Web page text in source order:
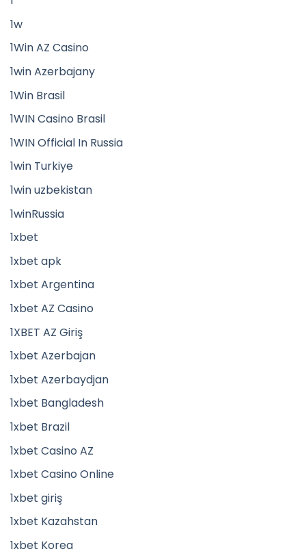
1w
1Win AZ Casino
1win Azerbajany
1Win Brasil
1WIN Casino Brasil
1WIN Official In Russia
1win Turkiye
1win uzbekistan
1winRussia
1xbet
1xbet apk
1xbet Argentina
1xbet AZ Casino
1XBET AZ Giriş
1xbet Azerbajan
1xbet Azerbaydjan
1xbet Bangladesh
1xbet Brazil
1xbet Casino AZ
1xbet Casino Online
1xbet giriş
1xbet Kazahstan
1xbet Korea